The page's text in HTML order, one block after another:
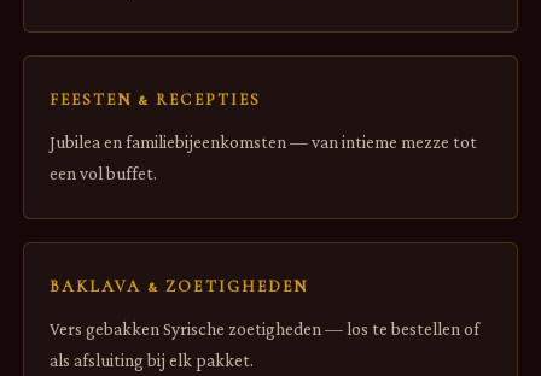
FEESTEN & RECEPTIES
Jubilea en familiebijeenkomsten — van intieme mezze tot
een vol buffet.
BAKLAVA & ZOETIGHEDEN
Vers gebakken Syrische zoetigheden — los te bestellen of
als afsluiting bij elk pakket.